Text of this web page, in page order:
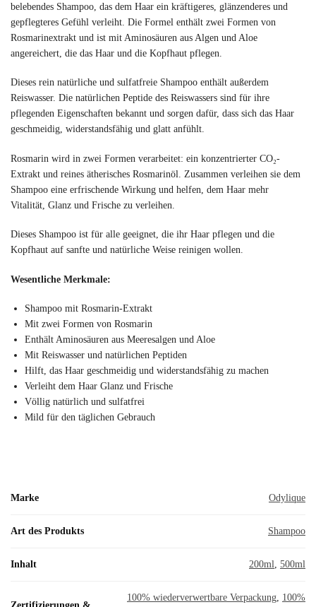
belebendes Shampoo, das dem Haar ein kräftigeres, glänzenderes und
gepflegteres Gefühl verleiht. Die Formel enthält zwei Formen von
Rosmarinextrakt und ist mit Aminosäuren aus Algen und Aloe
angereichert, die das Haar und die Kopfhaut pflegen.
Dieses rein natürliche und sulfatfreie Shampoo enthält außerdem
Reiswasser. Die natürlichen Peptide des Reiswassers sind für ihre
pflegenden Eigenschaften bekannt und sorgen dafür, dass sich das Haar
geschmeidig, widerstandsfähig und glatt anfühlt.
Rosmarin wird in zwei Formen verarbeitet: ein konzentrierter CO₂-
Extrakt und reines ätherisches Rosmarinöl. Zusammen verleihen sie dem
Shampoo eine erfrischende Wirkung und helfen, dem Haar mehr
Vitalität, Glanz und Frische zu verleihen.
Dieses Shampoo ist für alle geeignet, die ihr Haar pflegen und die
Kopfhaut auf sanfte und natürliche Weise reinigen wollen.
Wesentliche Merkmale:
Shampoo mit Rosmarin-Extrakt
Mit zwei Formen von Rosmarin
Enthält Aminosäuren aus Meeresalgen und Aloe
Mit Reiswasser und natürlichen Peptiden
Hilft, das Haar geschmeidig und widerstandsfähig zu machen
Verleiht dem Haar Glanz und Frische
Völlig natürlich und sulfatfrei
Mild für den täglichen Gebrauch
Marke Odylique
Art des Produkts Shampoo
Inhalt 200ml 500ml
100% wiederverwertbare Verpackung 100%